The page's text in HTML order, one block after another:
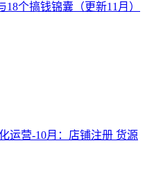
个搞钱锦囊（更新11月）
运营-10月：店铺注册 货源